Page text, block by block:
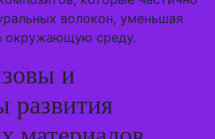
волокон, уменьшая
окружающую среду.
и
развития